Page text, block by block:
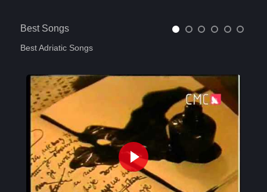
Best Songs
Best Adriatic Songs